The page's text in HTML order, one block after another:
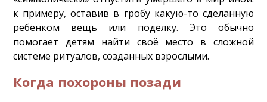
к примеру, оставив в гробу какую-то сделанную
ребёнком вещь или поделку. Это обычно
помогает детям найти своё место в сложной
системе ритуалов, созданных взрослыми.
Когда похороны позади